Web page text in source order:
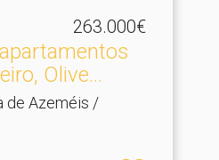
263.000€
Olive.​..
de Azeméis /